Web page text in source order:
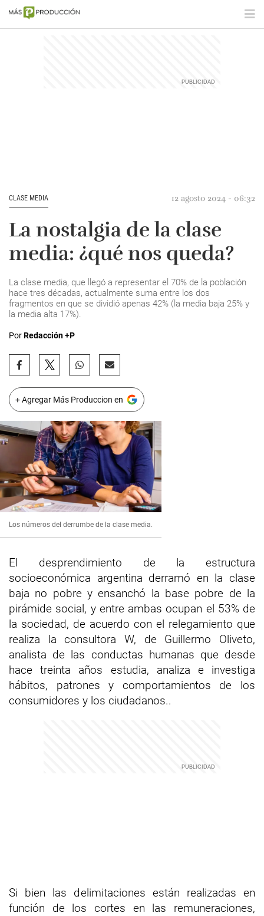
CLASE MEDIA 12 agosto 2024 - 06:32
La nostalgia de la clase
media: ¿qué nos queda?
La clase media, que llegó a representar el 70% de la población
hace tres décadas, actualmente suma entre los dos
fragmentos en que se dividió apenas 42% (la media baja 25% y
la media alta 17%).
PorRedacción +P
+ Agregar Más Produccion en
Los números del derrumbe de la clase media.
El desprendimiento de la estructura
socioeconómica argentina derramó en la clase
baja no pobre y ensanchó la base pobre de la
pirámide social, y entre ambas ocupan el 53% de
la sociedad, de acuerdo con el relegamiento que
realiza la consultora W, de Guillermo Oliveto,
analista de las conductas humanas que desde
hace treinta años estudia, analiza e investiga
hábitos, patrones y comportamientos de los
consumidores y los ciudadanos..
Si bien las delimitaciones están realizadas en
función de los cortes en las remuneraciones,